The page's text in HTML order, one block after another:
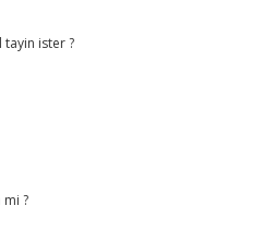
tayin ister ?
?